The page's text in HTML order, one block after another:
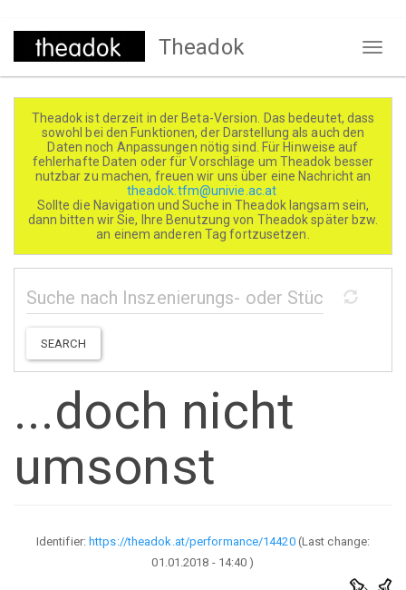
Direkt
Theadok
Theadok ist derzeit in der Beta-Version. Das bedeutet, dass
sowohl bei den Funktionen, der Darstellung als auch den
Daten noch Anpassungen nötig sind. Für Hinweise auf
fehlerhafte Daten oder für Vorschläge um Theadok besser
nutzbar zu machen, freuen wir uns über eine Nachricht an
theadok.tfm@univie.ac.at
Sollte die Navigation und Suche in Theadok langsam sein,
dann bitten wir Sie, Ihre Benutzung von Theadok später bzw.
an einem anderen Tag fortzusetzen.
SEARCH
...doch nicht
umsonst
Identifier:https://theadok.at/performance/14420(Last change:
01.01.2018 - 14:40 )